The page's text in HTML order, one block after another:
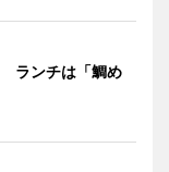
ランチは「鯛め